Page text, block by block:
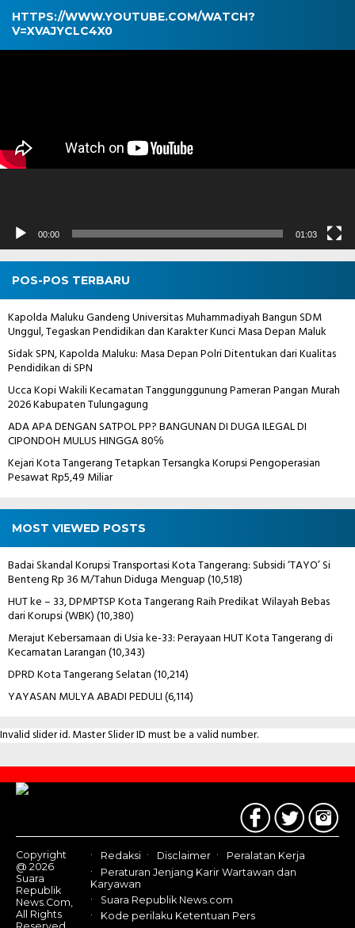
HTTPS://WWW.YOUTUBE.COM/WATCH?
V=XVAJYCLC4X0
Pemutar
00:00 01:03
POS-POS TERBARU
Kapolda Maluku Gandeng Universitas Muhammadiyah Bangun SDM
Unggul, Tegaskan Pendidikan dan Karakter Kunci Masa Depan Maluk
Sidak SPN, Kapolda Maluku: Masa Depan Polri Ditentukan dari Kualitas
Pendidikan di SPN
Ucca Kopi Wakili Kecamatan Tanggunggunung Pameran Pangan Murah
2026 Kabupaten Tulungagung
ADA APA DENGAN SATPOL PP? BANGUNAN DI DUGA ILEGAL DI
CIPONDOH MULUS HINGGA 80℅
Kejari Kota Tangerang Tetapkan Tersangka Korupsi Pengoperasian
Pesawat Rp5,49 Miliar
MOST VIEWED POSTS
Badai Skandal Korupsi Transportasi Kota Tangerang: Subsidi ‘TAYO’ Si
Benteng Rp 36 M/Tahun Diduga Menguap(10,518)
HUT ke – 33, DPMPTSP Kota Tangerang Raih Predikat Wilayah Bebas
dari Korupsi (WBK)(10,380)
Merajut Kebersamaan di Usia ke-33: Perayaan HUT Kota Tangerang di
Kecamatan Larangan(10,343)
DPRD Kota Tangerang Selatan(10,214)
YAYASAN MULYA ABADI PEDULI(6,114)
Invalid slider id. Master Slider ID must be a valid number.
Contact
Us
Copyright
@ 2026
Suara
Republik
News.Com,
All Rights
Redaksi Disclaimer
Peralatan Kerja
Peraturan Jenjang Karir Wartawan dan
Karyawan
Suara Republik News.com
Kode perilaku Ketentuan Pers